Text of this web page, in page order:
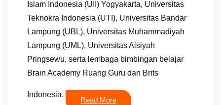
Islam Indonesia (UII) Yogyakarta, Universitas
Teknokra Indonesia (UTI), Universitas Bandar
Lampung (UBL), Universitas Muhammadiyah
Lampung (UML), Universitas Aisiyah
Pringsewu, serta lembaga bimbingan belajar
Brain Academy Ruang Guru dan Brits
Indonesia.
Read More